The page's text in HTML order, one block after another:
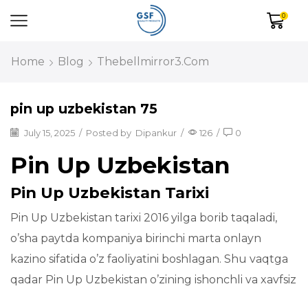
0
Home Blog Thebellmirror3.com
pin up uzbekistan 75
July 15, 2025 / Posted by Dipankur / 126 / 0
Pin Up Uzbekistan
Pin Up Uzbekistan Tarixi
Pin Up Uzbekistan tarixi 2016 yilga borib taqaladi,
o’sha paytda kompaniya birinchi marta onlayn
kazino sifatida o’z faoliyatini boshlagan. Shu vaqtga
qadar Pin Up Uzbekistan o’zining ishonchli va xavfsiz